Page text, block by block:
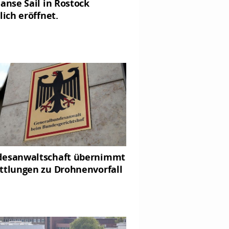
Sail in Rostock
eröffnet.
übernimmt
zu Drohnenvorfall